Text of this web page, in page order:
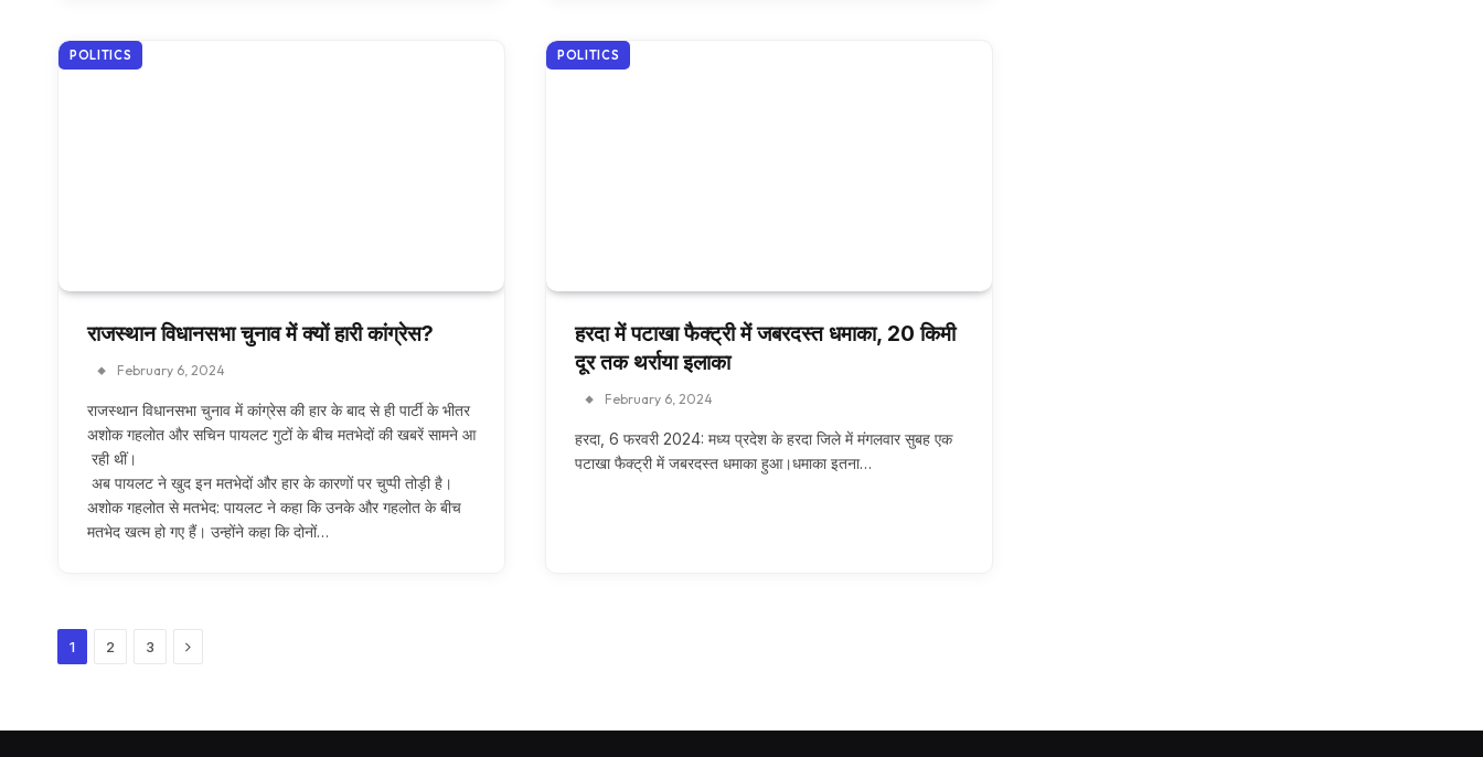
POLITICS
राजस्थान विधानसभा चुनाव में क्यों हारी कांग्रेस?
February 6, 2024
राजस्थान विधानसभा चुनाव में कांग्रेस की हार के बाद से ही पार्टी के भीतर
अशोक गहलोत और सचिन पायलट गुटों के बीच मतभेदों की खबरें सामने आ
रही थीं।
अब पायलट ने खुद इन मतभेदों और हार के कारणों पर चुप्पी तोड़ी है।
अशोक गहलोत से मतभेद: पायलट ने कहा कि उनके और गहलोत के बीच
मतभेद खत्म हो गए हैं। उन्होंने कहा कि दोनों…
POLITICS
हरदा में पटाखा फैक्ट्री में जबरदस्त धमाका, 20 किमी
दूर तक थर्राया इलाका
February 6, 2024
हरदा, 6 फरवरी 2024: मध्य प्रदेश के हरदा जिले में मंगलवार सुबह एक
पटाखा फैक्ट्री में जबरदस्त धमाका हुआ।धमाका इतना…
1 2 3 Next